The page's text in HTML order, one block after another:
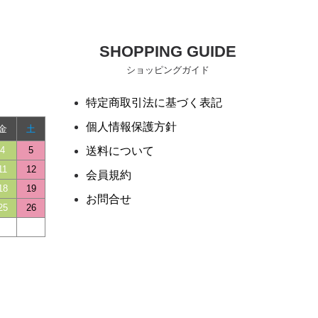
土
4
5
12
19
26
SHOPPING GUIDE
ショッピングガイド
特定商取引法に基づく表記
個人情報保護方針
送料について
会員規約
お問合せ